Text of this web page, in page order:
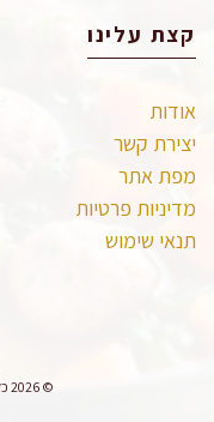
קצת עלינו
אודות
יצירת קשר
מפת אתר
מדיניות פרטיות
תנאי שימוש
© 2026 כל הזכויות שמורות לניחוח מתוק